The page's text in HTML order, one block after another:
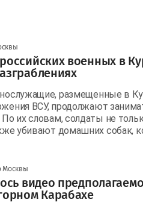
военных в
размещенные в
ВСУ, продолжают
их словам, солдаты не
убивают домашних собак,
Москвы
видео
Карабахе